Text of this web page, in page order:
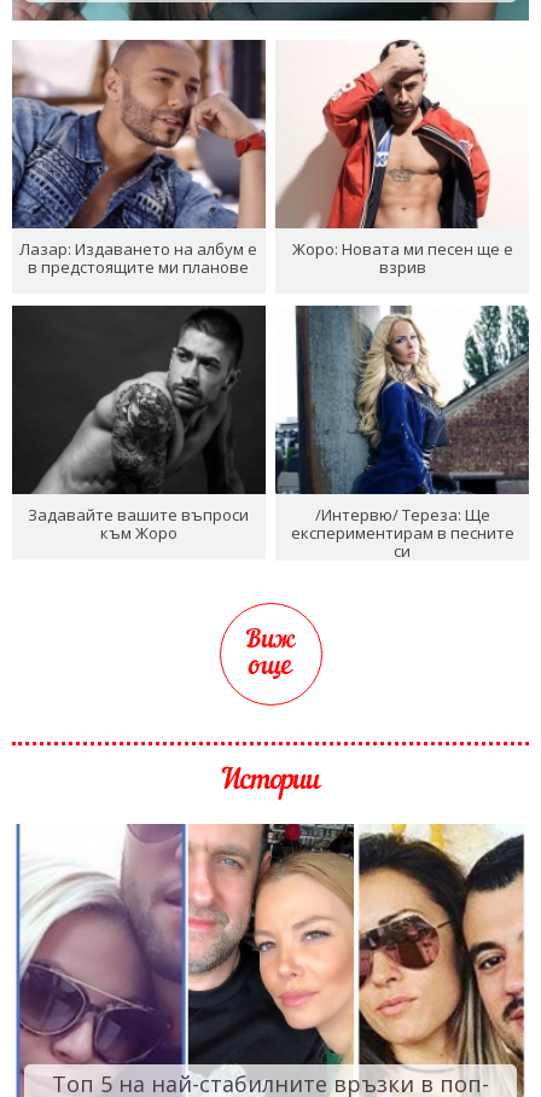
Лазар: Издаването на албум е
в предстоящите ми планове
Жоро: Новата ми песен ще е
взрив
Задавайте вашите въпроси
към Жоро
/Интервю/ Тереза: Ще
експериментирам в песните
си
Виж
още
Истории
Топ 5 на най-стабилните връзки в поп-